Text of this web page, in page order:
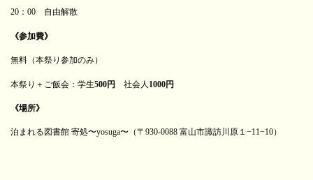
20：00 自由解散
《参加費》
無料（本祭り参加のみ）
本祭り＋ご飯会：学生500円 社会人 1000円
《場所》
泊まれる図書館 寄処〜yosuga〜（〒930-0088 富山市諏訪川原１−11−10）